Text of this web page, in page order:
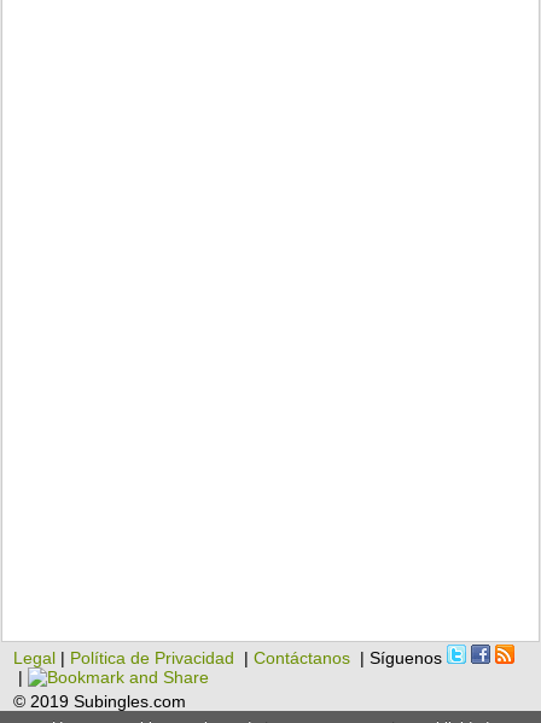
Legal | Política de Privacidad |Contáctanos | Síguenos
|
© 2019 Subingles.com